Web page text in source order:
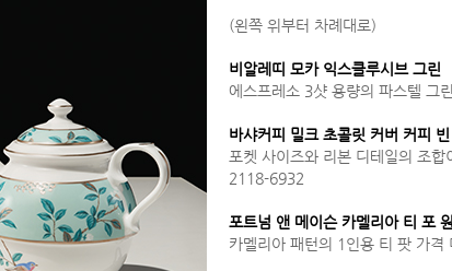
(왼쪽 위부터 차례대로)
비알레띠 모카 익스클루시브 그린
에스프레소 3샷 용량의 파스텔 그
바샤커피 밀크 초콜릿 커버 커피 빈
포켓 사이즈와 리본 디테일의 조
2118-6932
포트넘 앤 메이슨 카멜리아 티 포
카멜리아 패턴의 1인용 티 팟 가격